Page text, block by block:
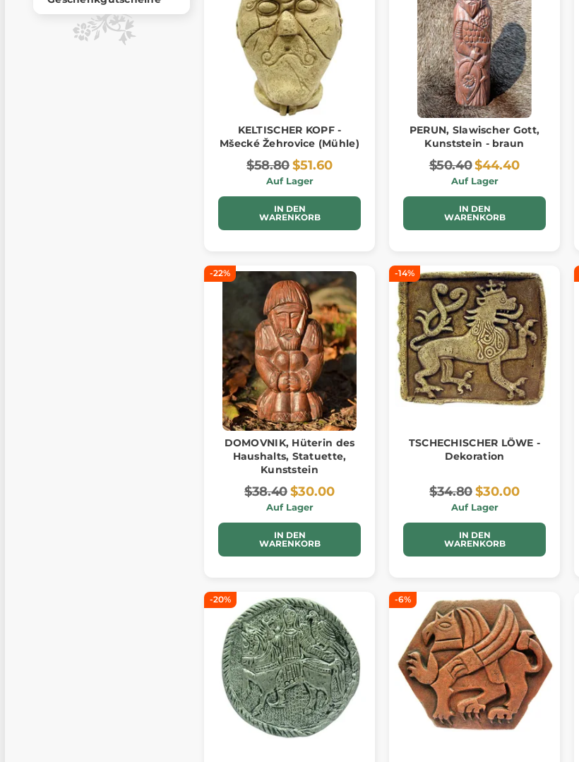
KELTISCHER KOPF -
Mšecké Žehrovice (Mühle)
$58.80$51.60
Auf Lager
IN DEN
WARENKORB
PERUN, Slawischer Gott,
Kunststein - braun
$50.40$44.40
Auf Lager
IN DEN
WARENKORB
-22%
DOMOVNIK, Hüterin des
Haushalts, Statuette,
Kunststein
$38.40$30.00
Auf Lager
IN DEN
WARENKORB
-14%
TSCHECHISCHER LÖWE -
Dekoration
$34.80$30.00
Auf Lager
IN DEN
WARENKORB
-20% -6%